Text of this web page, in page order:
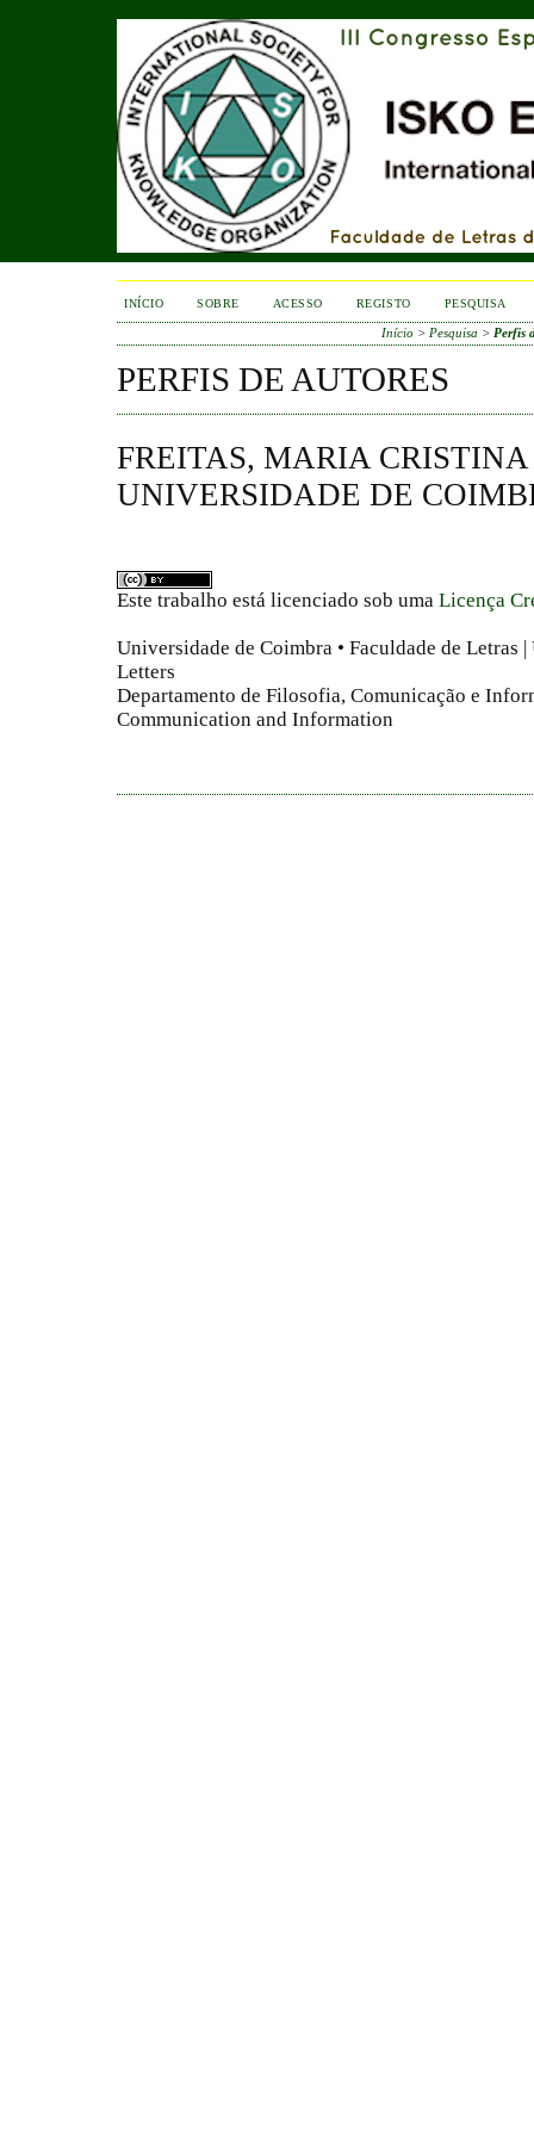
INÍCIO SOBRE ACESSO REGISTO PESQUISA
Início > Pesquisa > Perfis
PERFIS DE AUTORES
FREITAS, MARIA
UNIVERSIDADE DE
Este trabalho está licenciado sob uma Licença
Universidade de Coimbra • Faculdade de
Letters
Departamento de Filosofia, Comunicação e
Communication and Information